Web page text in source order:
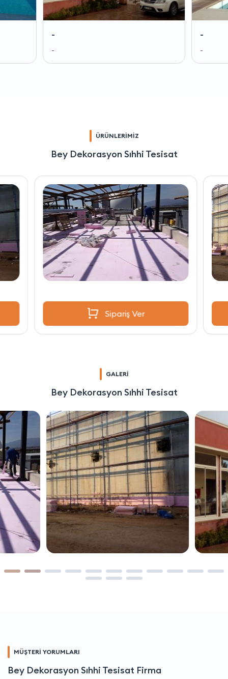
-
-
-
-
ÜRÜNLERİMİZ
Bey Dekorasyon Sıhhi Tesisat
Sipariş Ver
GALERİ
Bey Dekorasyon Sıhhi Tesisat
MÜŞTERİ YORUMLARI
Bey Dekorasyon Sıhhi Tesisat Firma